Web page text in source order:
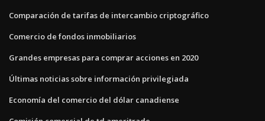
Comparación de tarifas de intercambio criptográfico
Comercio de fondos inmobiliarios
Grandes empresas para comprar acciones en 2020
Últimas noticias sobre información privilegiada
Economía del comercio del dólar canadiense